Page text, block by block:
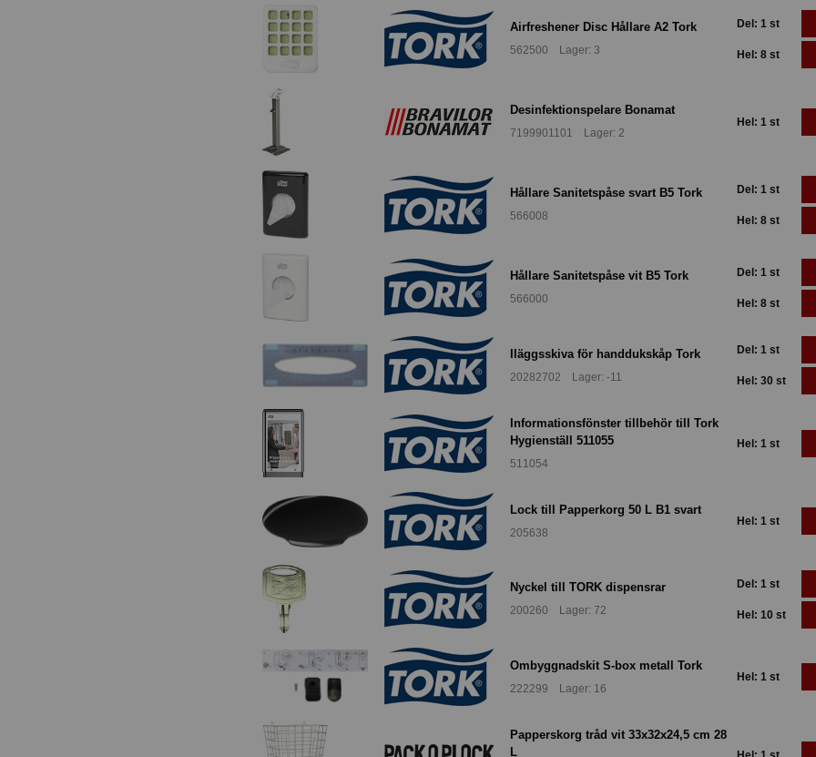
Airfreshener Disc Hållare A2 Tork
562500 Lager: 3
Del: 1 st
Hel: 8 st
Desinfektionspelare Bonamat
7199901101 Lager: 2
Hel: 1 st
Hållare Sanitetspåse svart B5 Tork
566008
Del: 1 st
Hel: 8 st
Hållare Sanitetspåse vit B5 Tork
566000
Del: 1 st
Hel: 8 st
Iläggsskiva för handdukskåp Tork
20282702 Lager: -11
Del: 1 st
Hel: 30 st
Informationsfönster tillbehör till Tork
Hygienställ 511055
511054
Hel: 1 st
Lock till Papperkorg 50 L B1 svart
205638
Hel: 1 st
Nyckel till TORK dispensrar
200260 Lager: 72
Del: 1 st
Hel: 10 st
Ombyggnadskit S-box metall Tork
222299 Lager: 16
Hel: 1 st
Papperskorg tråd vit 33x32x24,5 cm 28
L